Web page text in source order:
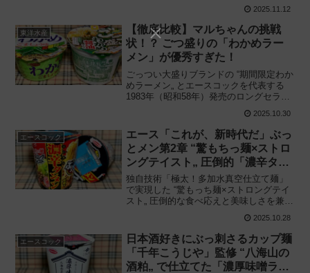
濃厚激辛担担麺 プロフェッショナル編」
を食べてみた感想と評価・レビューで
す。
2025.11.12
東洋水産
【徹底比較】マルちゃんの挑戦
状！？ ごつ盛りの「わかめラー
メン」が優秀すぎた！
ごっつい大盛りブランドの “期間限定わか
めラーメン„ とエースコックを代表する
1983年（昭和58年）発売のロングセラー
「マルちゃん ごつ盛り わかめ醤油ラーメ
ン」を食べてみた感想と評価・レビュー
です。
2025.10.30
エースコック
エース「これが、新時代だ」ぶっ
とメン第2章 “驚もちっ麺×ストロ
ングテイスト„ 圧倒的「濃辛タン
メン」現る！
独自技術「極太！多加水真空仕立て麺」
で実現した “驚もっち麺×ストロングテイ
スト„ 圧倒的な食べ応えと美味しさを兼ね
備えたカップラーメン登場！ エースコッ
ク「ぶっとメン 濃辛タンメン 大盛り」を
食べてみた感想と評価・レビューです。
2025.10.28
エースコック
日本酒好きにぶっ刺さるカップ麺
「千年こうじや」監修 “八海山の
酒粕„ で仕立てた「濃厚味噌ラー